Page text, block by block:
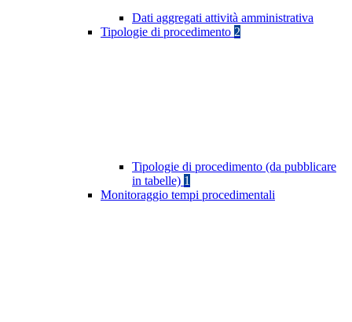
Dati aggregati attività amministrativa
Tipologie di procedimento 2
Tipologie di procedimento (da pubblicare
in tabelle) 1
Monitoraggio tempi procedimentali